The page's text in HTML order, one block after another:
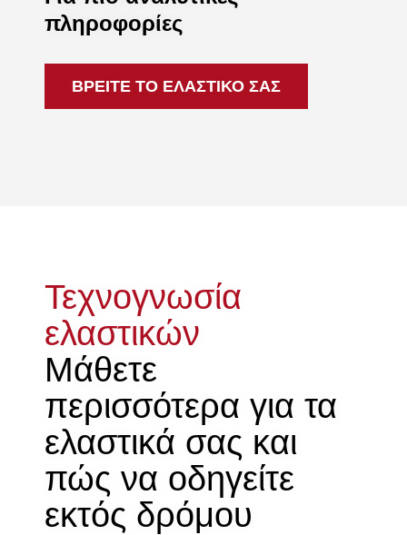
πληροφορίες
ΒΡΕΙΤΕ ΤΟ ΕΛΑΣΤΙΚΟ ΣΑΣ
Τεχνογνωσία
ελαστικών
Μάθετε
περισσότερα για τα
ελαστικά σας και
πώς να οδηγείτε
εκτός δρόμου